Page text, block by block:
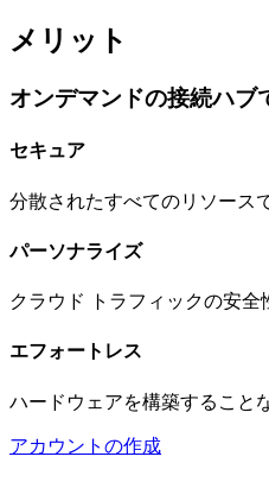
メリット
オンデマンドの接続ハブ
セキュア
分散されたすべてのリソース
パーソナライズ
クラウド トラフィックの安全
エフォートレス
ハードウェアを構築すること
アカウントの作成